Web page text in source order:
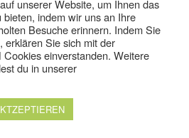
ONLINE SHOP
ALLE RECHTE VORBEHALTEN.
DATENSCHUTZ
/
WIDERRUFSBELEHRUNG
unserer Website, um Ihnen das
indem wir uns an Ihre
Besuche erinnern. Indem Sie
erklären Sie sich mit der
einverstanden. Weitere
du in unserer